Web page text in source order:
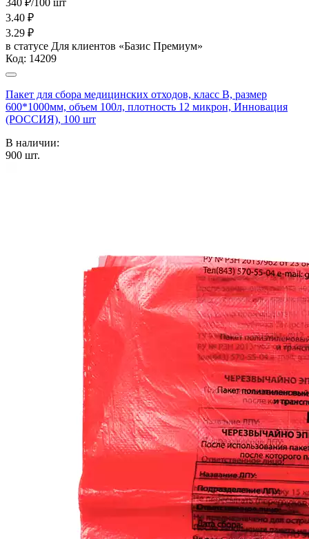
3.40 ₽
3.29 ₽
в статусе Для клиентов «Базис Премиум»
Код: 14209
Пакет для сбора медицинских отходов, класс В, размер
600*1000мм, объем 100л, плотность 12 микрон, Инновация
(РОССИЯ), 100 шт
В наличии:
900 шт.